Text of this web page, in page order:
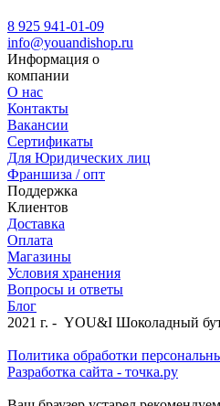
8 925 941-01-09
info@youandishop.ru
Информация о
компании
О нас
Контакты
Вакансии
Сертификаты
Для Юридических лиц
Франшиза / опт
Поддержка
Клиентов
Доставка
Оплата
Магазины
Условия хранения
Вопросы и ответы
Блог
2021 г. - YOU&I Шоколадный
Политика обработки
Разработка сайта - точка.ру